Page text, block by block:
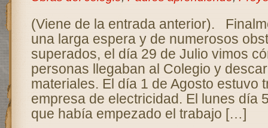
(Viene de la entrada anterior).
una larga espera y de numerosos
superados, el día 29 de Julio vimos
personas llegaban al Colegio y
materiales. El día 1 de Agosto estuvo
empresa de electricidad. El lunes día
que había empezado el trabajo […]